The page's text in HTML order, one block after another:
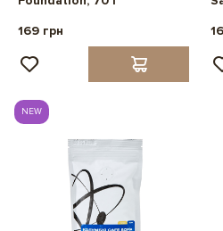
169 грн
NEW